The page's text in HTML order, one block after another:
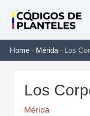
contenido
Home - Mérida - Los
Los
Mérida